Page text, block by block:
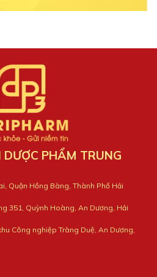
DƯỢC PHẨM TRUNG
Quận Hồng Bàng, Thành Phố Hải
351, Quỳnh Hoàng, An Dương, Hải
Công nghiệp Tràng Duệ, An Dương,